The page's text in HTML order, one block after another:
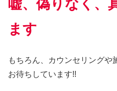
嘘、偽りなく、
ます
もちろん、カウンセリング
お待ちしています!!